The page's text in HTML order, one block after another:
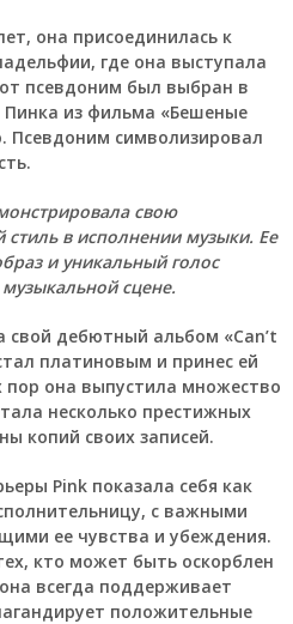
она присоединилась к
где она выступала
псевдоним был выбран в
из фильма «Бешеные
Псевдоним символизировал
свою
в исполнении музыки. Ее
и уникальный голос
сцене.
свой дебютный альбом «Can’t
платиновым и принес ей
пор она выпустила множество
несколько престижных
копий своих записей.
Pink показала себя как
с важными
ее чувства и убеждения.
кто может быть оскорблен
всегда поддерживает
положительные